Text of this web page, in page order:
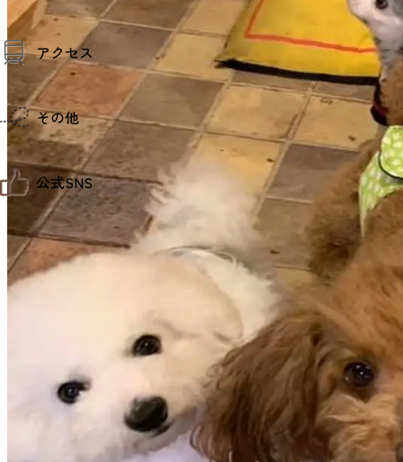
観光案内
お役立ち情報
観光アプリ
仙台観光マップ
アクセス
仙台までの経路検索
市内の交通情報
お得なチケット
その他
お知らせ
お問い合わせ
教育旅行
観光マップ
せんだい旅日和とは
サイト利用規約
プライバシーポリシー
仙臺写真館フォトギャラリー
公式SNS
せんだい旅日和 X
せんだい旅日和 Instagram
せんだい旅日和 Facebook
仙台旅先体験コレクション Facebook
仙台旅先体験コレクション Instagaram